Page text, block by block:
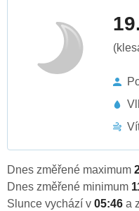
Dnes změřené maximum
Dnes změřené minimum
Slunce vychází v 05:46 a